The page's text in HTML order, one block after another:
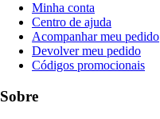
Minha conta
Centro de ajuda
Acompanhar meu pedido
Devolver meu pedido
Códigos promocionais
Sobre